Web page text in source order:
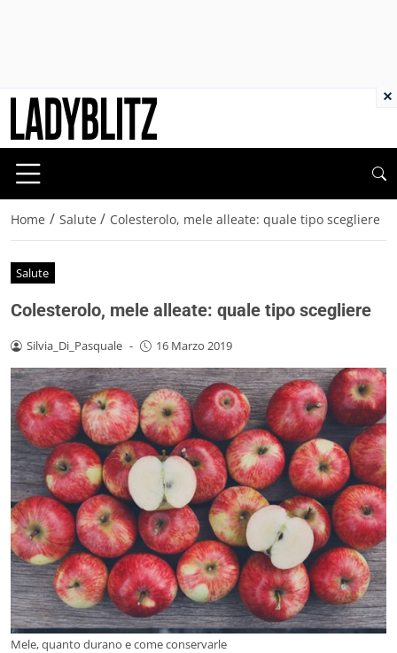
Home / Salute / Colesterolo, mele alleate: quale tipo scegliere
Salute
Colesterolo, mele alleate: quale tipo scegliere
Silvia_Di_Pasquale - 16 Marzo 2019
Mele, quanto durano e come conservarle
×